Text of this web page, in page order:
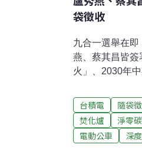
袋徵收
九合一選舉在
燕、蔡其昌皆簽
火」、2030年
保團體今（17
會、台灣健康空
等八個環保團體
秀燕、民進黨蔡
台積電 隨袋
焚化爐
淨零
電動公車
深